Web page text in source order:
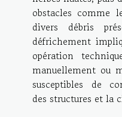
obstacles comme
divers débris
défrichement
opération
manuellement ou
susceptibles de
des structures et la